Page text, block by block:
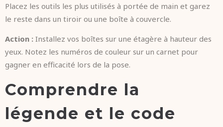
Placez les outils les plus utilisés à portée de main et garez
le reste dans un tiroir ou une boîte à couvercle.
Action : Installez vos boîtes sur une étagère à hauteur des
yeux. Notez les numéros de couleur sur un carnet pour
gagner en efficacité lors de la pose.
Comprendre la
légende et le code